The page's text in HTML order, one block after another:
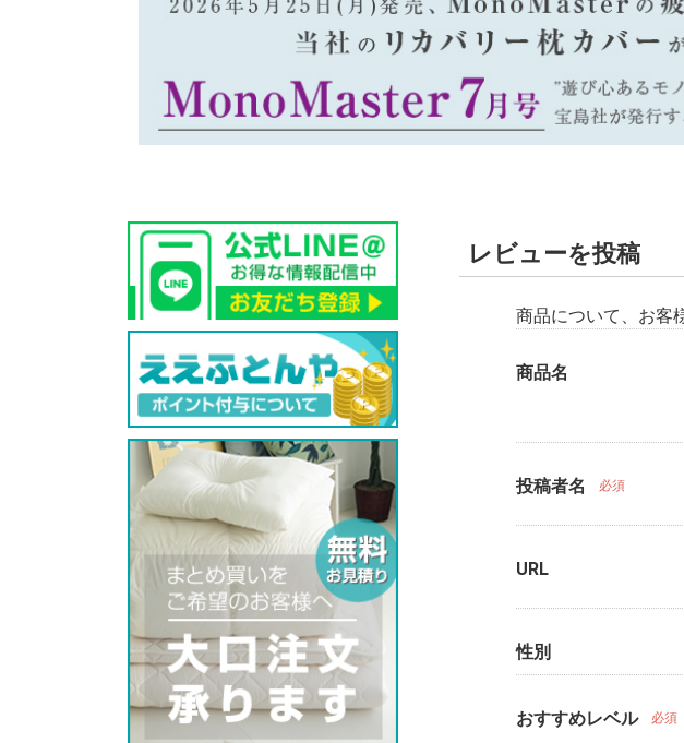
レビューを投稿
商品について、お客
商品名
投稿者名 必須
URL
性別
おすすめレベル 必須